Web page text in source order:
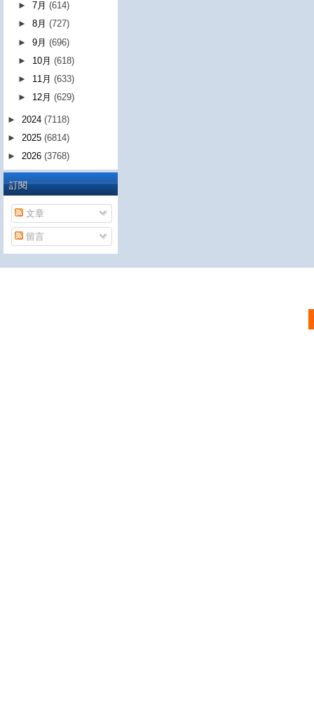
►7月(614)
►8月(727)
►9月(696)
► 10月(618)
► 11月(633)
► 12月(629)
► 2024 (7118)
► 2025 (6814)
► 2026 (3768)
訂閱
文章
留言